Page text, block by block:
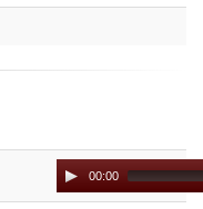
Audio
Player
00:00